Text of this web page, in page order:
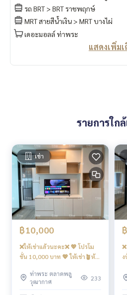
* โต๊ะข้างเตียง
* ตกเครื่องแป้ง
* ชุดครัวบิ้วอิน P’Muay081 829 1074
* ชั้นวางทีวี บิ้วอิน ( มี ไฟ เปิด-ปิดได้ )
* ชั้นวางของ บิ้วอิน ( มี ไฟ เปิด-ปิดได้ )
* 📍มีเครื่องซักผ้า ฝาหน้า LG 9 kg
* 📍มี 📱Digital Door Lock📱
🚗ได้สิทธิ์ที่จอดรถยนต์ 1 คัน หรือ ที่จ
สิ่งอำนวยความสะดวก P’Muay
081
- เซเว่น จะเปิดให้บริการใต้อาคาร เร็ว
– สระว่ายน้ำ แบบ Infinity Edge
😎
- Energetic Fitness ที่มีอุปกรณ์ออกก
ห้อง. P’Muay081 829 1074
- Co-working space สำหรับนั่งทำง
g Room, Lounge, สวนพักผ่อน. .
- ที่จอดรถ 6 ชั้น จำนวน 981 คัน (ไม่
- กล้องวงจรปิด CCTV เข้า - ออก ด้วย
รถ BRT > BRT ราชพฤกษ์
MRT สายสีน้ำเงิน > MRT บางไผ่
เดอะมอลล์ ท่าพระ
แสดงเพิ่มเ
รายการใก
เช่า
฿10,000
❌ให้เช่าแล้วนะคะ❌ 💖 โปรโม
ชั่น 10,000 บาท 💖 ให้เช่า🪴ห้อ
#รีเจ้นท์โฮมวุฒากาศ
ท่าพระ ตลาดพลู
วุฒากาศ
233
ง